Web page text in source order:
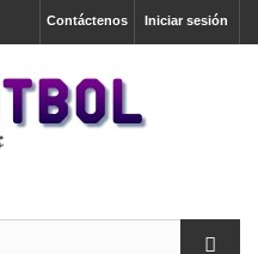
Iniciar sesión
Contáctenos